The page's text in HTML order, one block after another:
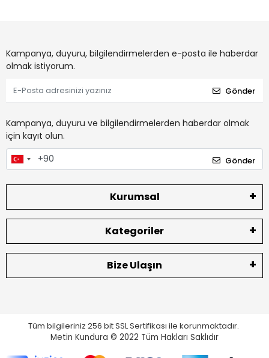
Kampanya, duyuru, bilgilendirmelerden e-posta ile haberdar
olmak istiyorum.
Gönder
Kampanya, duyuru ve bilgilendirmelerden haberdar olmak
için kayıt olun.
Gönder
Kurumsal
Kategoriler
Bize Ulaşın
Tüm bilgileriniz 256 bit SSL Sertifikası ile korunmaktadır.
Metin Kundura © 2022 Tüm Hakları Saklıdır